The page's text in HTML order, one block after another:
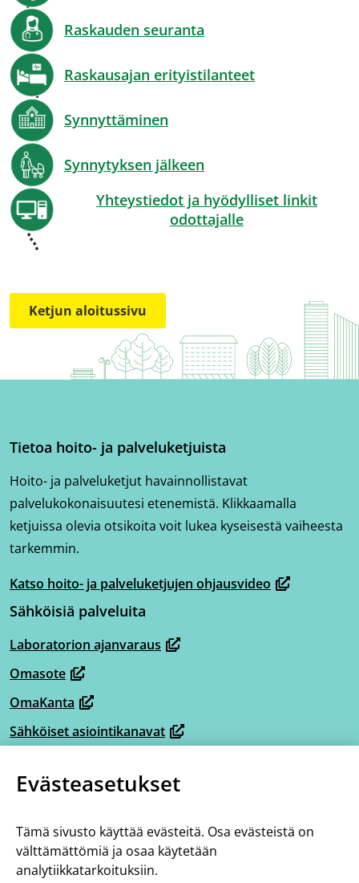
Raskauden seuranta
Raskausajan erityistilanteet
Synnyttäminen
Synnytyksen jälkeen
Yhteystiedot ja hyödylliset linkit
odottajalle
Ketjun aloitussivu
Tietoa hoito- ja palveluketjuista
Hoito- ja palveluketjut havainnollistavat
palvelukokonaisuutesi etenemistä. Klikkaamalla
ketjuissa olevia otsikoita voit lukea kyseisestä vaiheesta
tarkemmin.
Katso hoito- ja palveluketjujen ohjausvideo
(avautuu
uuteen
ikkunaan,
toiseen
palveluun)
Sähköisiä palveluita
Laboratorion ajanvaraus
(avautuu
uuteen
ikkunaan,
siirryt
toiseen
Omasote
(avautuu
uuteen
ikkunaan,
siirryt
toiseen
palveluun)
OmaKanta
(avautuu
uuteen
siirryt
palveluun)
Sähköiset asiointikanavat
(avautuu
ikkunaan,
toiseen
palveluun)
uuteen
siirryt
toiseen
Omahelpperi
ikkunaan,
siirryt
Tietoa hoito- ja palveluketjuista
Saavutettavuus
Evästeasetukset
Tämä sivusto käyttää evästeitä. Osa evästeistä on
välttämättömiä ja osaa käytetään
analytiikkatarkoituksiin.